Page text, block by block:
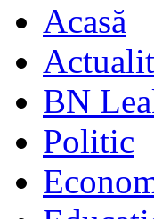
Acasă
BN
Politic